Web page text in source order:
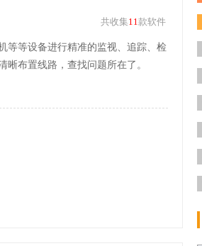
共收集11款软件
等等设备进行精准的监视、追踪、检
布置线路，查找问题所在了。